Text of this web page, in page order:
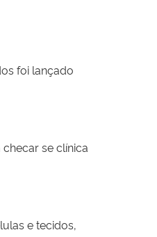
foi lançado
se clínica
e tecidos,